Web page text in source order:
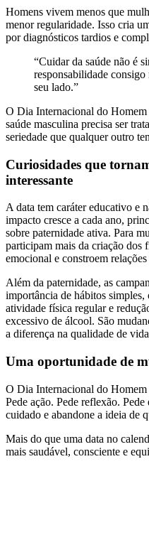
Homens vivem menos que
menor regularidade. Isso cria
por diagnósticos tardios e
“Cuidar da saúde não é
responsabilidade consigo
seu lado.”
O Dia Internacional do Homem
saúde masculina precisa ser
seriedade que qualquer outro
Curiosidades que
interessante
A data tem caráter educativo e
impacto cresce a cada ano,
sobre paternidade ativa. Para
participam mais da criação dos
emocional e constroem
Além da paternidade, as
importância de hábitos
atividade física regular e
excessivo de álcool. São
a diferença na qualidade de
Uma oportunidade de
O Dia Internacional do Homem
Pede ação. Pede reflexão.
cuidado e abandone a ideia de
Mais do que uma data no
mais saudável, consciente e